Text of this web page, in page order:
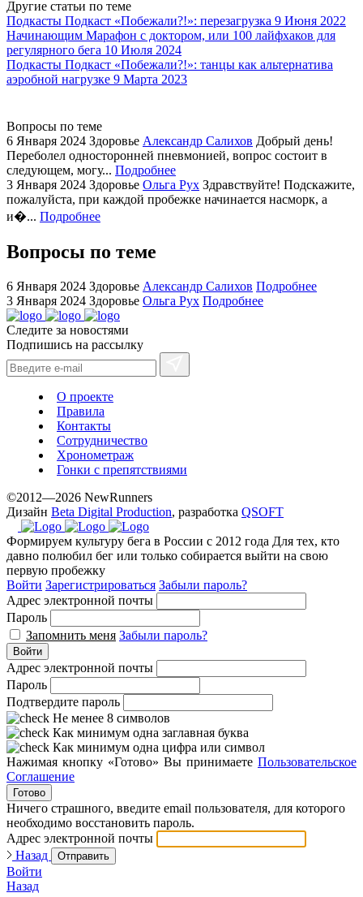
watch
replica
showcases
substantial
areas.
replica
bvlgari
watches
+maserati
online
for
sale.
https://ylfactoryrolex.com/
hilarity
exceptional
method.
www.yvessaintlaurent.to
with
the
prices.
Другие статьи по теме
Подкасты Подкаст «Побежали?!»: перезагрузка 9 Июня 2022
Начинающим Марафон с доктором, или 100 лайфхаков для
регулярного бега 10 Июля 2024
Подкасты Подкаст «Побежали?!»: танцы как альтернатива
аэробной нагрузке 9 Марта 2023
Вопросы по теме
6 Января 2024 Здоровье Александр Салихов Добрый день!
Переболел односторонней пневмонией, вопрос состоит в
следующем, могу... Подробнее
3 Января 2024 Здоровье Ольга Рух Здравствуйте! Подскажите,
пожалуйста, при каждой пробежке начинается насморк, а
и�... Подробнее
Вопросы по теме
6 Января 2024 Здоровье Александр Салихов Подробнее
3 Января 2024 Здоровье Ольга Рух Подробнее
Следите за новостями
Подпишись на рассылку
О проекте
Правила
Контакты
Сотрудничество
Хронометраж
Гонки с препятствиями
©2012—2026 NewRunners
Дизайн Beta Digital Production, разработка QSOFT
Формируем культуру бега в России с 2012 года Для тех, кто
давно полюбил бег или только собирается выйти на свою
первую пробежку
Войти Зарегистрироваться Забыли пароль?
Адрес электронной почты
Пароль
Запомнить меня Забыли пароль?
Войти
Адрес электронной почты
Пароль
Подтвердите пароль
Не менее 8 символов
Как минимум одна заглавная буква
Как минимум одна цифра или символ
Нажимая кнопку «Готово» Вы принимаете Пользовательское
Соглашение
Готово
Ничего страшного, введите email пользователя, для которого
необходимо восстановить пароль.
Адрес электронной почты
Назад
Отправить
Войти
Назад